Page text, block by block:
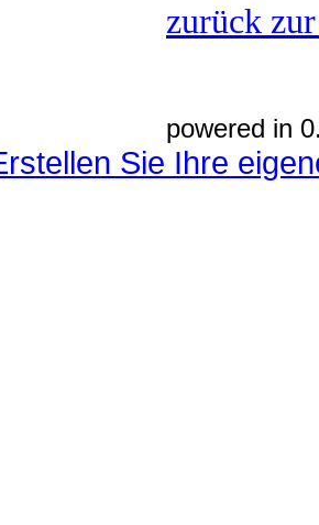
zurück
powered in
Sie Ihre